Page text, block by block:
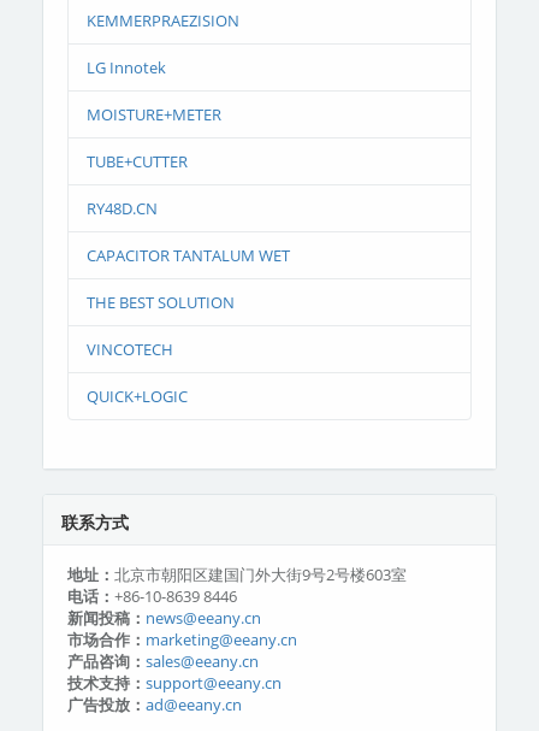
KEMMERPRAEZISION
LG Innotek
MOISTURE+METER
TUBE+CUTTER
RY48D.CN
CAPACITOR TANTALUM WET
THE BEST SOLUTION
VINCOTECH
QUICK+LOGIC
联系方式
地址： 北京市朝阳区建国门外大街9号2号楼603室
电话： +86-10-8639 8446
新闻投稿： news@eeany.cn
市场合作： marketing@eeany.cn
产品咨询： sales@eeany.cn
技术支持： support@eeany.cn
广告投放： ad@eeany.cn